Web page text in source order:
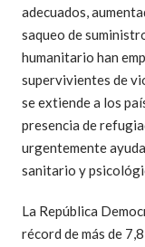
adecuados,
saqueo de
humanitario han
supervivientes de
se extiende a los
presencia de
urgentemente
sanitario y
La República
récord de más de